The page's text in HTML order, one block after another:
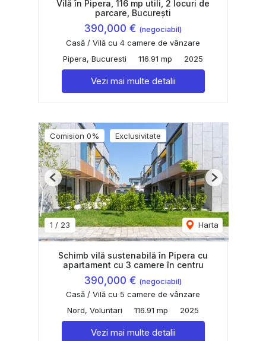
Vilă în Pipera, 116 mp utili, 2 locuri de
parcare, București
390,000 € (negociabil)
Casă / Vilă cu 4 camere de vânzare
Pipera, Bucuresti
116.91 mp 2025
Vezi mai multe detalii
Comision 0% Exclusivitate
1 / 23 Harta
Previous Next
Schimb vilă sustenabilă în Pipera cu
apartament cu 3 camere în centru
390,000 € (negociabil)
Casă / Vilă cu 5 camere de vânzare
Nord, Voluntari
116.91 mp 2025
Vezi mai multe detalii